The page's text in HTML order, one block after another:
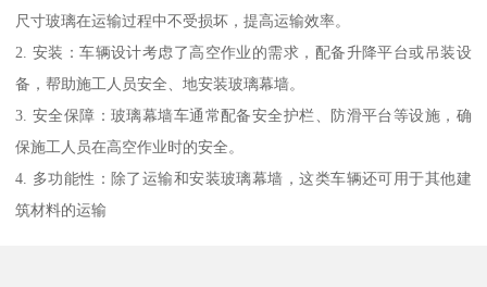
尺寸玻璃在运输过程中不受损坏，提高运输效率。
2. 安装：车辆设计考虑了高空作业的需求，配备升降平台或吊装设
备，帮助施工人员安全、地安装玻璃幕墙。
3. 安全保障：玻璃幕墙车通常配备安全护栏、防滑平台等设施，确
保施工人员在高空作业时的安全。
4. 多功能性：除了运输和安装玻璃幕墙，这类车辆还可用于其他建
筑材料的运输